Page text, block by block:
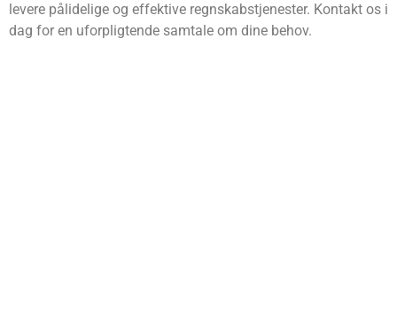
levere pålidelige og effektive regnskabstjenester. Kontakt os i
dag for en uforpligtende samtale om dine behov.